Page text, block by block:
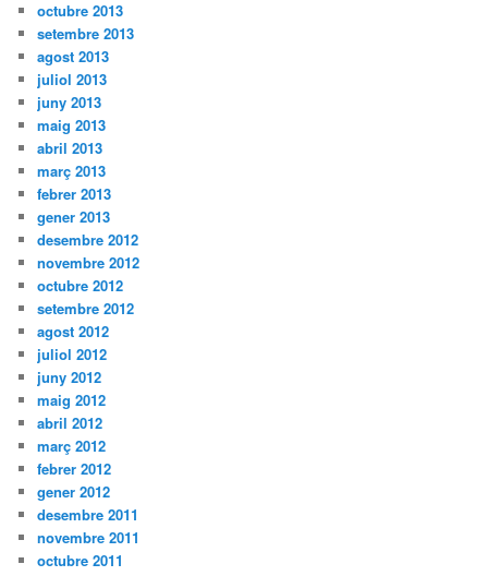
octubre 2013
setembre 2013
agost 2013
juliol 2013
juny 2013
maig 2013
abril 2013
març 2013
febrer 2013
gener 2013
desembre 2012
novembre 2012
octubre 2012
setembre 2012
agost 2012
juliol 2012
juny 2012
maig 2012
abril 2012
març 2012
febrer 2012
gener 2012
desembre 2011
novembre 2011
octubre 2011